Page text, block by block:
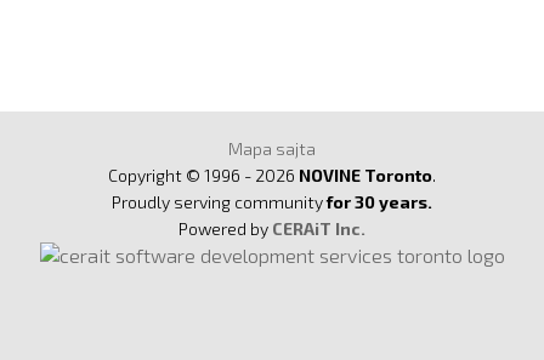
Mapa sajta
Copyright © 1996 - 2026 NOVINE Toronto.
Proudly serving communityfor 30 years.
Powered by CERAiT Inc.